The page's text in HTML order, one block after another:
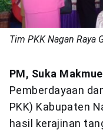
Tim PKK Nagan Raya
PM, Suka Makmue
Pemberdayaan
PKK) Kabupaten
hasil kerajinan